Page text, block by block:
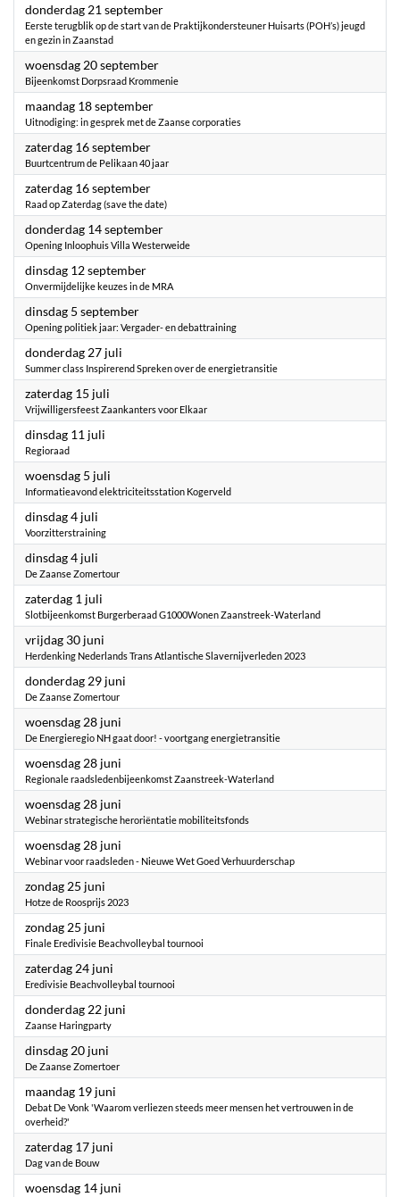
donderdag 21 september2023
Eerste terugblik op de start van de Praktijkondersteuner Huisarts (POH’s) jeugd
en gezin in Zaanstad
woensdag 20 september2023
Bijeenkomst Dorpsraad Krommenie
maandag 18 september2023
Uitnodiging: in gesprek met de Zaanse corporaties
zaterdag 16 september2023
Buurtcentrum de Pelikaan 40 jaar
zaterdag 16 september2023
Raad op Zaterdag (save the date)
donderdag 14 september2023
Opening Inloophuis Villa Westerweide
dinsdag 12 september2023
Onvermijdelijke keuzes in de MRA
dinsdag 5 september2023
Opening politiek jaar: Vergader- en debattraining
donderdag 27 juli
Summer class Inspirerend Spreken over de energietransitie
zaterdag 15 juli
Vrijwilligersfeest Zaankanters voor Elkaar
dinsdag 11 juli
Regioraad
woensdag 5 juli
Informatieavond elektriciteitsstation Kogerveld
dinsdag 4 juli
Voorzitterstraining
dinsdag 4 juli
De Zaanse Zomertour
zaterdag 1 juli
Slotbijeenkomst Burgerberaad G1000Wonen Zaanstreek-Waterland
vrijdag 30 juni
Herdenking Nederlands Trans Atlantische Slavernijverleden 2023
donderdag 29 juni
De Zaanse Zomertour
woensdag 28 juni
De Energieregio NH gaat door! - voortgang energietransitie
woensdag 28 juni
Regionale raadsledenbijeenkomst Zaanstreek-Waterland
woensdag 28 juni
Webinar strategische heroriëntatie mobiliteitsfonds
woensdag 28 juni
Webinar voor raadsleden - Nieuwe Wet Goed Verhuurderschap
zondag 25 juni
Hotze de Roosprijs 2023
zondag 25 juni
Finale Eredivisie Beachvolleybal tournooi
zaterdag 24 juni
Eredivisie Beachvolleybal tournooi
donderdag 22 juni
Zaanse Haringparty
dinsdag 20 juni
De Zaanse Zomertoer
maandag 19 juni
Debat De Vonk 'Waarom verliezen steeds meer mensen het vertrouwen in de
overheid?'
zaterdag 17 juni
Dag van de Bouw
woensdag 14 juni